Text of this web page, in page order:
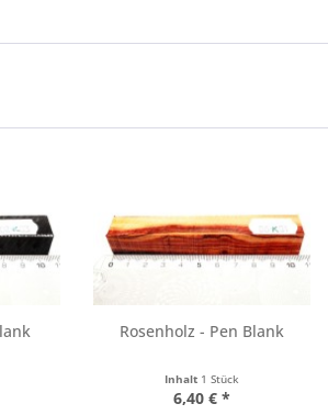
Rosenholz - Pen Blank
Inhalt 1 Stück
6,40 € *